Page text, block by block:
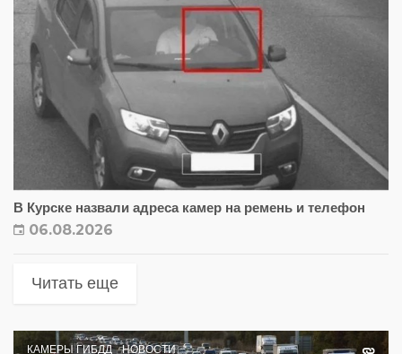
В Курске назвали адреса камер на ремень и телефон
06.08.2026
Читать еще
КАМЕРЫ ГИБДД НОВОСТИ